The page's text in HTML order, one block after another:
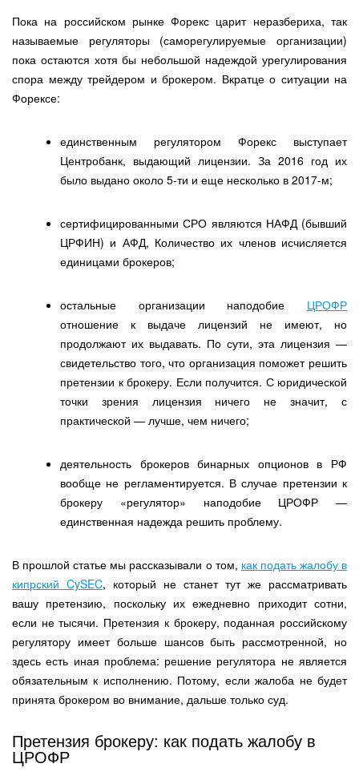
Пока на российском рынке Форекс царит неразбериха, так
называемые регуляторы (саморегулируемые организации)
пока остаются хотя бы небольшой надеждой урегулирования
спора между трейдером и брокером. Вкратце о ситуации на
Форексе:
единственным регулятором Форекс выступает
Центробанк, выдающий лицензии. За 2016 год их
было выдано около 5-ти и еще несколько в 2017-м;
сертифицированными СРО являются НАФД (бывший
ЦРФИН) и АФД, Количество их членов исчисляется
единицами брокеров;
остальные организации наподобие ЦРОФР
отношение к выдаче лицензий не имеют, но
продолжают их выдавать. По сути, эта лицензия —
свидетельство того, что организация поможет решить
претензии к брокеру. Если получится. С юридической
точки зрения лицензия ничего не значит, с
практической — лучше, чем ничего;
деятельность брокеров бинарных опционов в РФ
вообще не регламентируется. В случае претензии к
брокеру «регулятор» наподобие ЦРОФР —
единственная надежда решить проблему.
В прошлой статье мы рассказывали о том, как подать жалобу в
кипрский CySEC, который не станет тут же рассматривать
вашу претензию, поскольку их ежедневно приходит сотни,
если не тысячи. Претензия к брокеру, поданная российскому
регулятору имеет больше шансов быть рассмотренной, но
здесь есть иная проблема: решение регулятора не является
обязательным к исполнению. Потому, если жалоба не будет
принята брокером во внимание, дальше только суд.
Претензия брокеру: как подать жалобу в
ЦРОФР